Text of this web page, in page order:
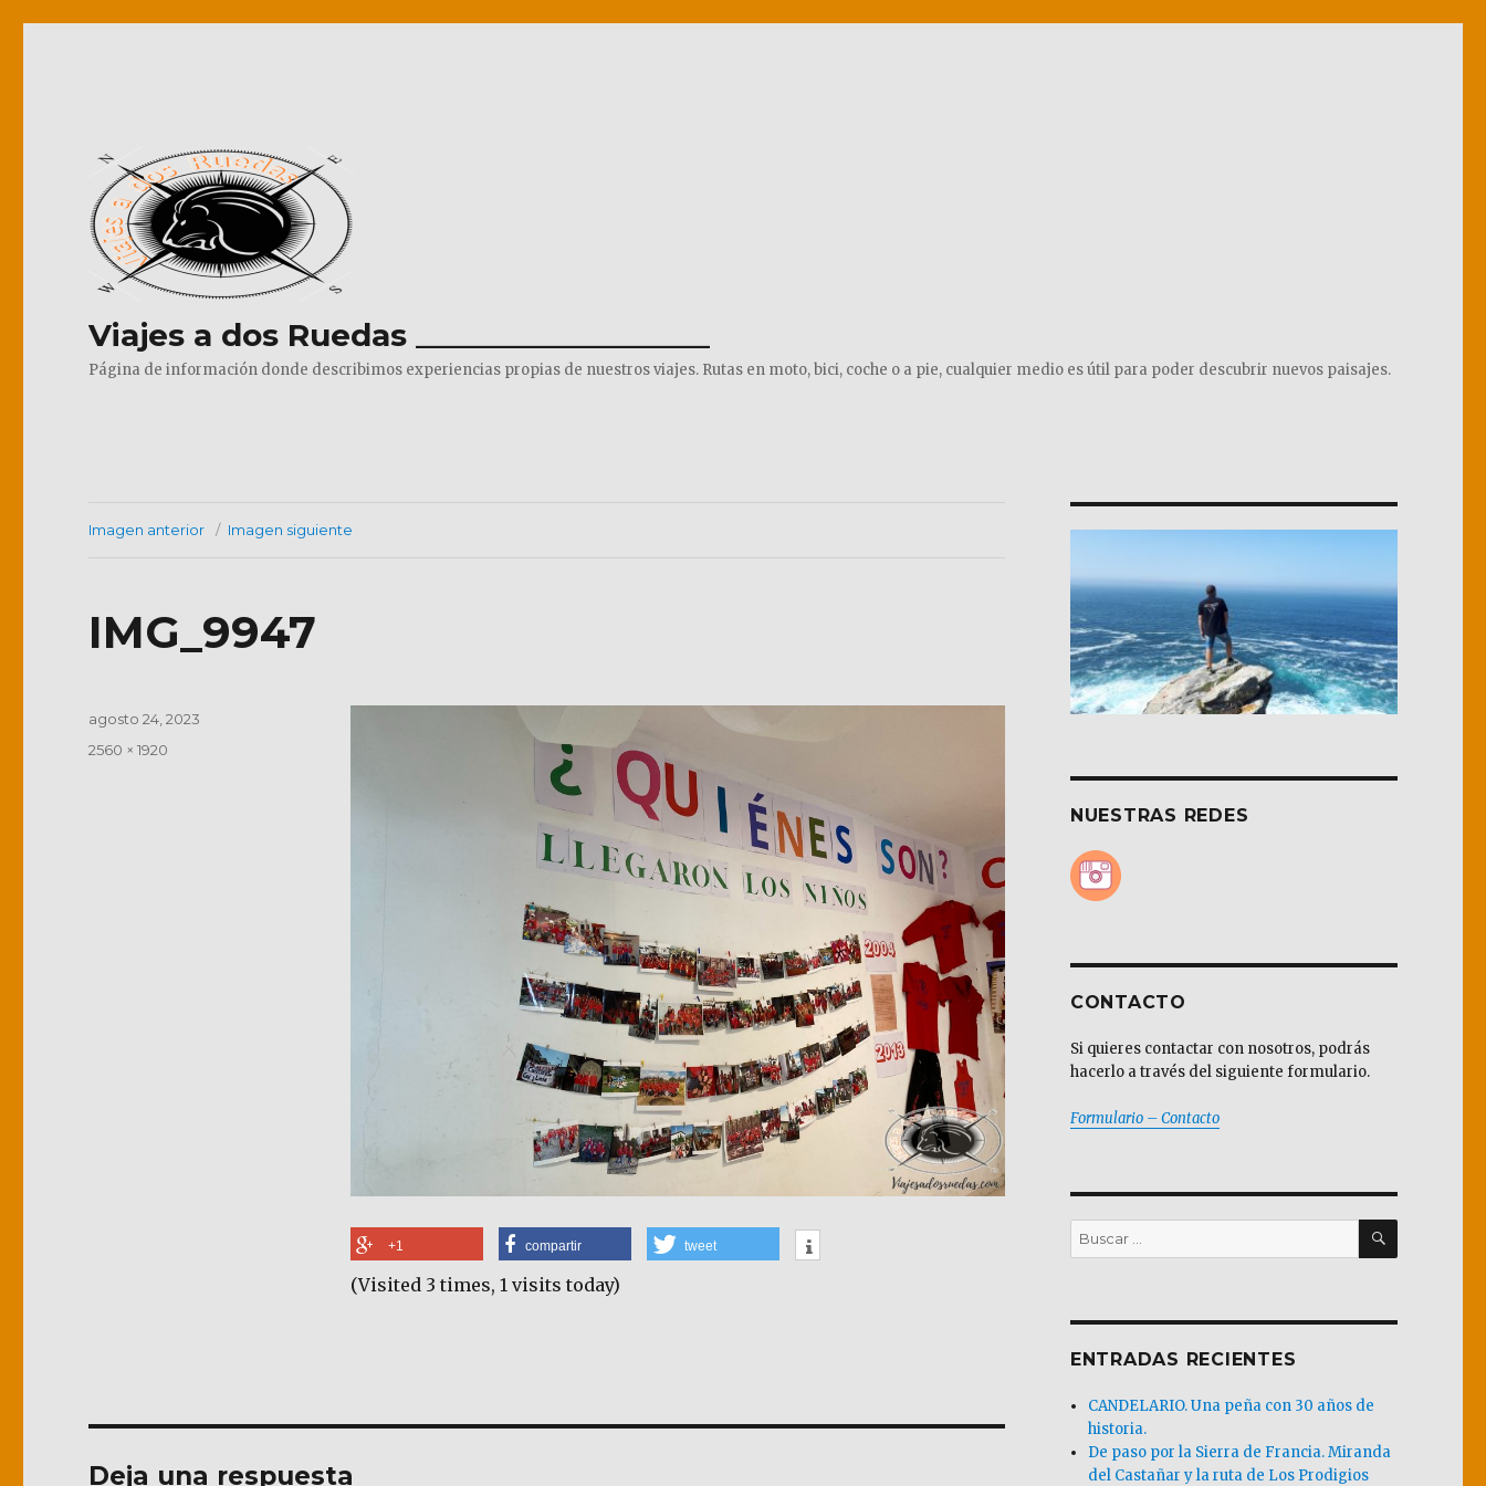
Viajes a dos Ruedas ___________________
Página de información donde describimos experiencias propias de nuestros viajes. Rutas en moto, bici, coche o a pie, cualquier medio es útil para poder descubrir nuevos paisajes.
Imagen anterior Imagen siguiente
IMG_9947
+1 compartir tweet
(Visited 3 times, 1 visits today)
Publicado
agosto 24, 2023
Tamaño
2560 × 1920
Deja una respuesta
NUESTRAS REDES
CONTACTO
Si quieres contactar con nosotros, podrás
hacerlo a través del siguiente formulario.
Formulario – Contacto
Buscar
por:
BUSCAR
ENTRADAS RECIENTES
CANDELARIO. Una peña con 30 años de
historia.
De paso por la Sierra de Francia. Miranda
del Castañar y la ruta de Los Prodigios